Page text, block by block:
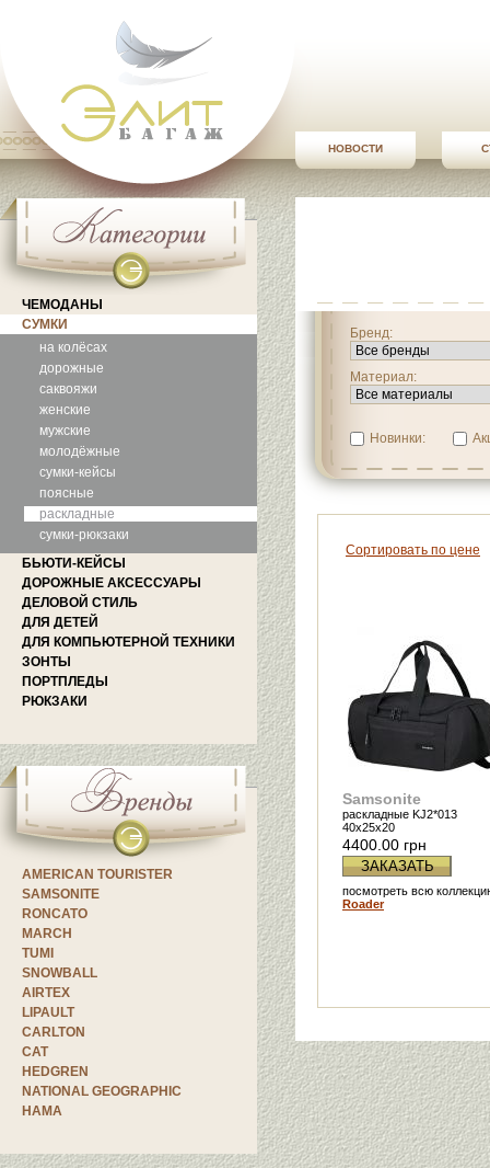
НОВОСТИ
ЧЕМОДАНЫ
СУМКИ
на колёсах
дорожные
саквояжи
женские
мужские
молодёжные
сумки-кейсы
поясные
раскладные
сумки-рюкзаки
БЬЮТИ-КЕЙСЫ
ДОРОЖНЫЕ АКСЕССУАРЫ
ДЕЛОВОЙ СТИЛЬ
ДЛЯ ДЕТЕЙ
ДЛЯ КОМПЬЮТЕРНОЙ ТЕХНИКИ
ЗОНТЫ
ПОРТПЛЕДЫ
РЮКЗАКИ
AMERICAN TOURISTER
SAMSONITE
RONCATO
MARCH
TUMI
SNOWBALL
AIRTEX
LIPAULT
CARLTON
CAT
HEDGREN
NATIONAL GEOGRAPHIC
HAMA
Бренд:
Материал:
Новинки:
Сортировать по цене
Samsonite
раскладные KJ2*013
40х25х20
4400.00 грн
ЗАКАЗАТЬ
посмотреть всю
Roader